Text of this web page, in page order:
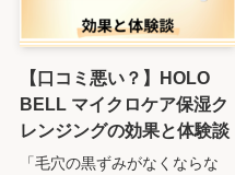
【口コミ悪い？】HOLO
BELL マイクロケア保湿ク
レンジングの効果と体験談
「毛穴の黒ずみがなくならな